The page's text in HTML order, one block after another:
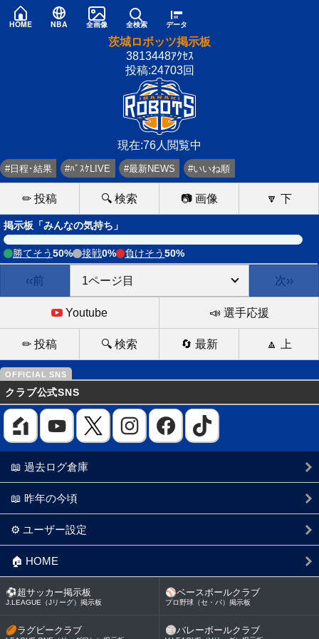
HOME NBA 全画像 全検索 データ
茨城ロボッツ掲示板
3813448ｱｸｾｽ
投稿:24703回
現在:76人閲覧中
#日程･結果 #ﾊﾞｽｹLIVE #最新NEWS #いいね順
✏ 投稿 🔍 検索 📷 画像 🔽 下
掲示板「みんなの気持ち」
勝てそう50% 接戦0% 負けそう50%
‹‹前 次››
Youtube 📣 選手応援
✏ 投稿 🔍 検索 🔄 最新 🔼 上
クラブ公式SNS
📖 過去ログ倉庫
📖 昨年の今頃
⚙️ ユーザー設定
🏠 HOME
⚽超サッカー掲示板
J.LEAGUE（Jリーグ）掲示板
⚾ベースボールクラブ
プロ野球（セ・パ）掲示板
🏉ラグビークラブ 🏐バレーボールクラブ